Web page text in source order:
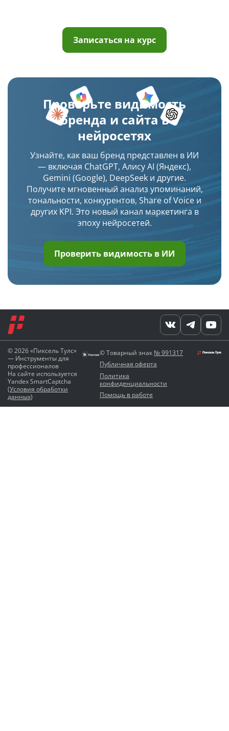
Записаться на курс
Проверьте видимость
бренда и сайта в
нейросетях
Узнайте, как ваш бренд представлен в ИИ
— включая ChatGPT, Алису AI (Яндекс),
Gemini (Google), DeepSeek и другие.
Получите мгновенный анализ упоминаний,
тональности, конкурентов, Share of Voice и
других KPI. Это новый канал маркетинга в
эпоху нейросетей.
Проверить видимость в ИИ
© 2026 «Пиксель Тулс»
— Инструменты для
профессионалов
На сайте используется
Yandex SmartCaptcha
(Условия обработки
данных)
© Товарный знак № 991317
Публичная оферта
Политика
конфиденциальности
Помощь в работе